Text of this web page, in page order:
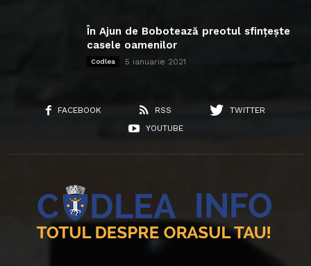
În Ajun de Bobotează preotul sfințește
casele oamenilor
Codlea 5 ianuarie 2021
FACEBOOK RSS
TWITTER
YOUTUBE